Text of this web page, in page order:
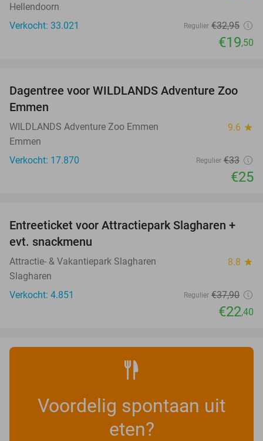
Hellendoorn
Verkocht: 33.021
Regulier €32,95
€19,50
24%
Dagentree voor WILDLANDS Adventure Zoo
Emmen
WILDLANDS Adventure Zoo Emmen 9.6 star
Emmen
Verkocht: 17.870
Regulier €33
€25
41%
Entreeticket voor Attractiepark Slagharen +
evt. snackmenu
Attractie- & Vakantiepark Slagharen 8.8 star
Slagharen
Verkocht: 4.851
Regulier €37,90
€22,40
Voordelig spontaan uit
eten?